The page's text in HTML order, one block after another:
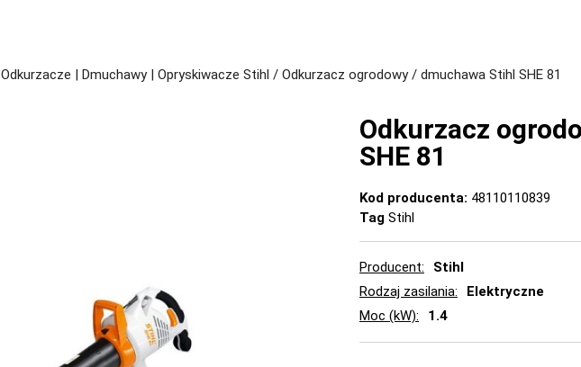
Odkurzacze | Dmuchawy | Opryskiwacze Stihl / Odkurzacz ogrodowy / dmuchawa Stihl SHE 81
Odkurzacz
SHE 81
Kod producenta: 48110110839
Tag Stihl
Producent
Stihl
Rodzaj zasilania
Elektryczne
Moc (kW)
1.4